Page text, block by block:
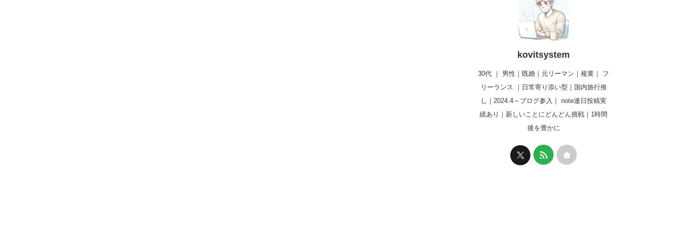
kovitsystem
30代 ｜ 男性｜既婚｜元リーマン｜複業｜ フ
リーランス ｜日常寄り添い型｜国内旅行推
し｜2024.4～ブログ参入｜ note連日投稿実
績あり｜新しいことにどんどん挑戦｜1時間
後を豊かに